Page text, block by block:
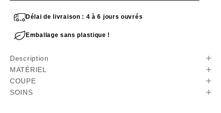
Délai de livraison : 4 à 6 jours ouvrés
Emballage sans plastique !
Description
MATÉRIEL
COUPE
SOINS